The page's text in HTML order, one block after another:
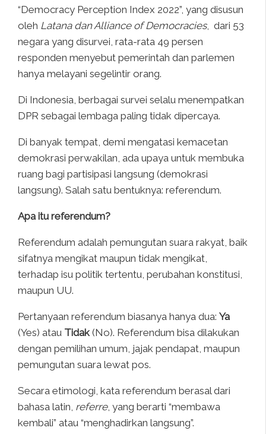
“Democracy Perception Index 2022”, yang disusun
oleh Latana dan Alliance of Democracies, dari 53
negara yang disurvei, rata-rata 49 persen
responden menyebut pemerintah dan parlemen
hanya melayani segelintir orang.
Di Indonesia, berbagai survei selalu menempatkan
DPR sebagai lembaga paling tidak dipercaya.
Di banyak tempat, demi mengatasi kemacetan
demokrasi perwakilan, ada upaya untuk membuka
ruang bagi partisipasi langsung (demokrasi
langsung). Salah satu bentuknya: referendum.
Apa itu referendum?
Referendum adalah pemungutan suara rakyat, baik
sifatnya mengikat maupun tidak mengikat,
terhadap isu politik tertentu, perubahan konstitusi,
maupun UU.
Pertanyaan referendum biasanya hanya dua: Ya
(Yes) atau Tidak(No). Referendum bisa dilakukan
dengan pemilihan umum, jajak pendapat, maupun
pemungutan suara lewat pos.
Secara etimologi, kata referendum berasal dari
bahasa latin, referre, yang berarti “membawa
kembali” atau “menghadirkan langsung”.